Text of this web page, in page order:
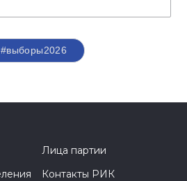
#выборы2026
Лица партии
Контакты РИК